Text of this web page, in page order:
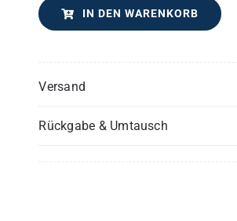
IN DEN WARENKORB
Versand
Rückgabe & Umtausch